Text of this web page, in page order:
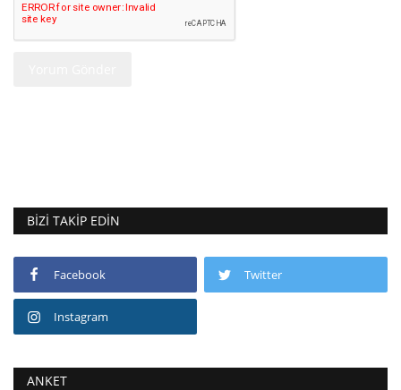
BIZI TAKIP EDIN
Facebook Twitter
Instagram
ANKET